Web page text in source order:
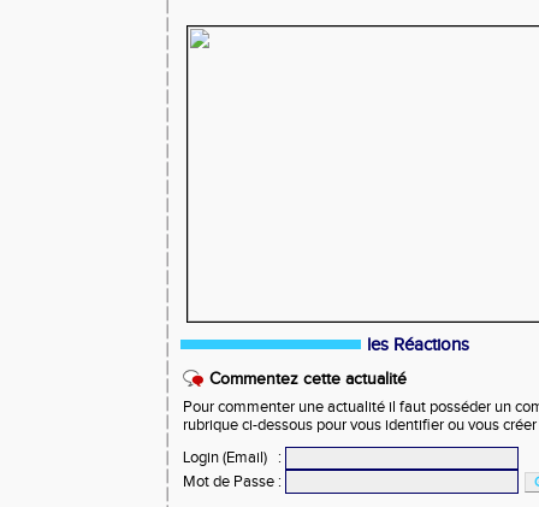
les Réactions
Commentez cette actualité
Pour commenter une actualité il faut posséder un
rubrique ci-dessous pour vous identifier ou vous
Login (Email)
:
Mot de Passe :